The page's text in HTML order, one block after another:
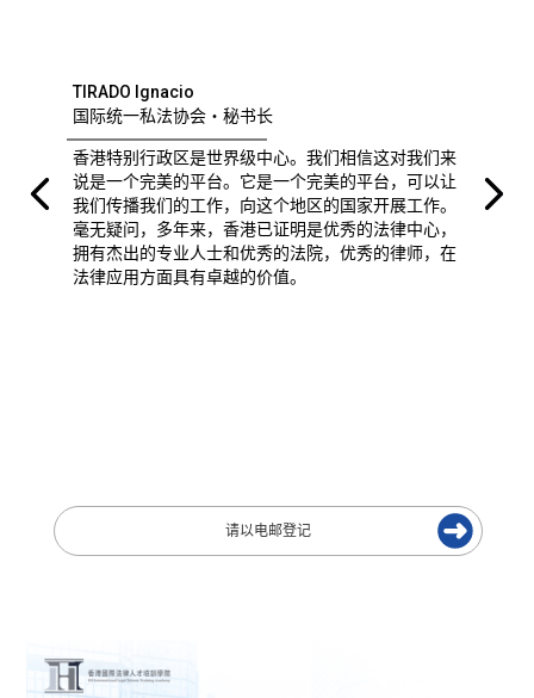
TIRADO Ignacio
国际统一私法协会・秘书长
香港特别行政区是世界级中心。我们相信这对我们来
说是一个完美的平台。它是一个完美的平台，可以让
我们传播我们的工作，向这个地区的国家开展工作。
毫无疑问，多年来，香港已证明是优秀的法律中心，
拥有杰出的专业人士和优秀的法院，优秀的律师，在
法律应用方面具有卓越的价值。